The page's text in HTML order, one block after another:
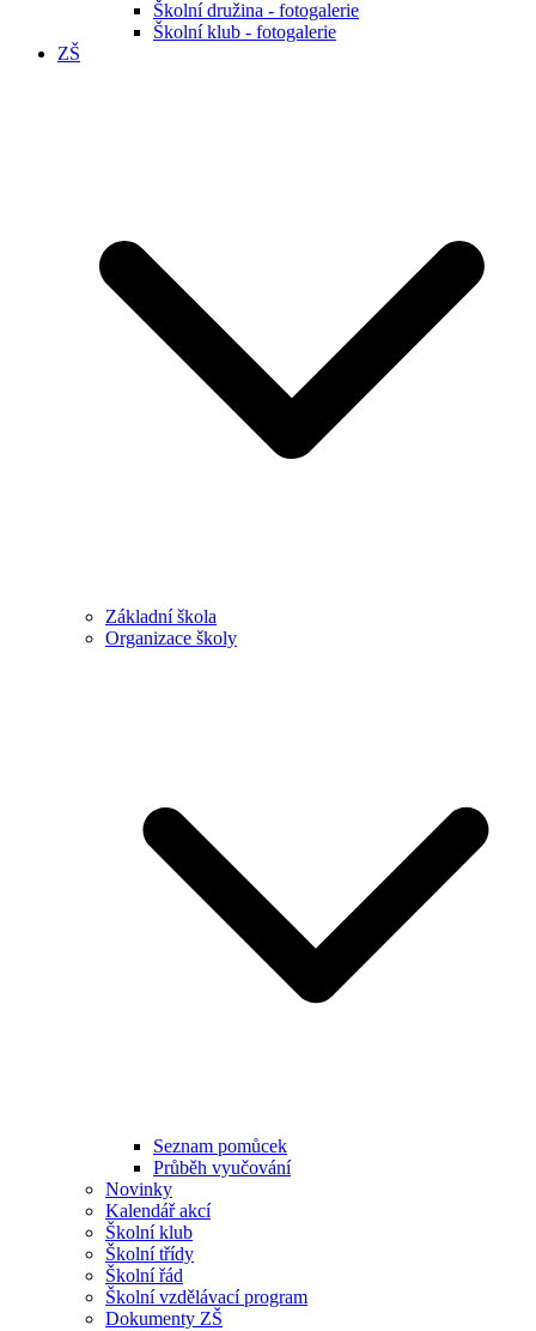
Školní družina - fotogalerie
Školní klub - fotogalerie
ZŠ
Základní škola
Organizace školy
Seznam pomůcek
Průběh vyučování
Novinky
Kalendář akcí
Školní klub
Školní třídy
Školní řád
Školní vzdělávací program
Dokumenty ZŠ